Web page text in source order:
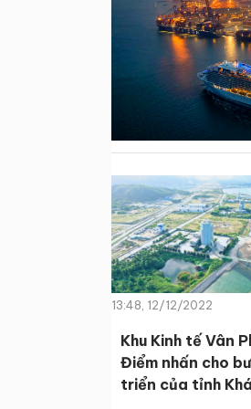
13:48, 12/12/2022
Khu Kinh tế Vân
Điểm nhấn cho
triển của tỉnh